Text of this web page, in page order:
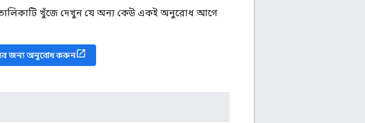
খুঁজে দেখুন যে অন্য কেউ একই অনুরোধ আগে
জন্য অনুরোধ করুন